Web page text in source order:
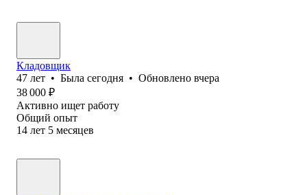
Кладовщик
47 лет • Была сегодня • Обновлено вчера
38 000 ₽
Активно ищет работу
Общий опыт
14 лет 5 месяцев